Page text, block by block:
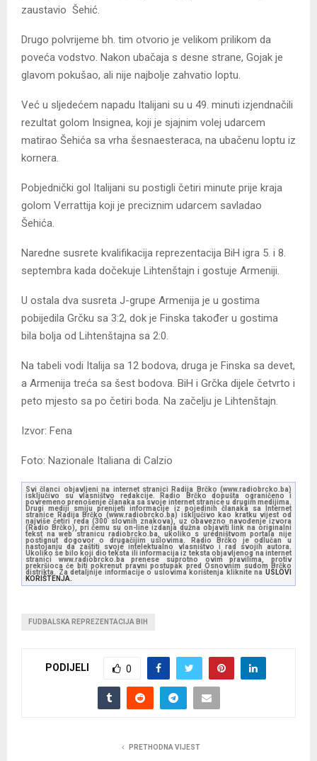
zaustavio Šehić.
Drugo polvrijeme bh. tim otvorio je velikom prilikom da
poveća vodstvo. Nakon ubačaja s desne strane, Gojak je
glavom pokušao, ali nije najbolje zahvatio loptu.
Već u sljedećem napadu Italijani su u 49. minuti izjendnačili
rezultat golom Insignea, koji je sjajnim volej udarcem
matirao Šehića sa vrha šesnaesteraca, na ubačenu loptu iz
kornera.
Pobjednički gol Italijani su postigli četiri minute prije kraja
golom Verrattija koji je preciznim udarcem savladao
Šehića.
Naredne susrete kvalifikacija reprezentacija BiH igra 5. i 8.
septembra kada dočekuje Lihtenštajn i gostuje Armeniji.
U ostala dva susreta J-grupe Armenija je u gostima
pobijedila Grčku sa 3:2, dok je Finska također u gostima
bila bolja od Lihtenštajna sa 2:0.
Na tabeli vodi Italija sa 12 bodova, druga je Finska sa devet,
a Armenija treća sa šest bodova. BiH i Grčka dijele četvrto i
peto mjesto sa po četiri boda. Na začelju je Lihtenštajn.
Izvor: Fena
Foto: Nazionale Italiana di Calzio
Svi članci objavljeni na internet stranici Radija Brčko (www.radiobrcko.ba)
isključivo su vlasništvo redakcije. Radio Brčko dopušta ograničeno i
povremeno prenošenje članaka sa svoje internet stranice u drugim medijima.
Drugi mediji smiju prenijeti informacije iz pojedinih članaka sa Internet
stranice Radija Brčko (www.radiobrcko.ba) isključivo kao kratku vijest od
najviše četiri reda (300 slovnih znakova), uz obavezno navođenje izvora
(Radio Brčko), pri čemu su on-line izdanja dužna objaviti link na originalni
tekst na web stranicu radiobrcko.ba, ukoliko s uredništvom portala nije
postignut dogovor o drugačijim uslovima. Radio Brčko je odlučan u
nastojanju da zaštiti svoje intelektualno vlasništvo i rad svojih autora.
Ukoliko se bilo koji dio teksta ili informacija iz teksta objavljenog na internet
stranici www.radiobrcko.ba prenese suprotno ovim pravilima, protiv
prekršioca će biti pokrenut pravni postupak pred Osnovnim sudom Brčko
distrikta. Za detaljnije informacije o uslovima korištenja kliknite na USLOVI
KORIŠTENJA.
FUDBALSKA REPREZENTACIJA BIH
PODIJELI 0
PRETHODNA VIJEST